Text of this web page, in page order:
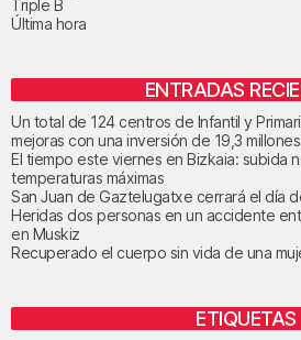
Triple B
Última hora
ENTRADAS
Un total de 124 centros de Infantil y
mejoras con una inversión de 19,3 millones
El tiempo este viernes en Bizkaia: subida
temperaturas máximas
San Juan de Gaztelugatxe cerrará el día
Heridas dos personas en un accidente
en Muskiz
Recuperado el cuerpo sin vida de una
ETIQUETAS